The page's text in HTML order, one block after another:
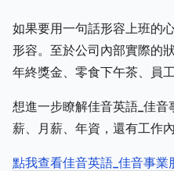
如果要用一句話形容上班的
形容。至於公司內部實際的
年終獎金、零食下午茶、員
想進一步瞭解佳音英語_佳
薪、月薪、年資，還有工作
點我查看佳音英語_佳音事